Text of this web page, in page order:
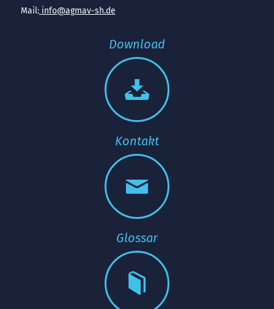
Mail:info@agmav-sh.de
Download
Kontakt
Glossar